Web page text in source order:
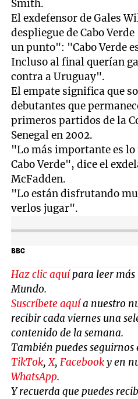
Smith.
El exdefensor de Gales
despliegue de Cabo
un punto": "Cabo Verde
Incluso al final querían
contra a Uruguay".
El empate significa que
debutantes que
primeros partidos de la
Senegal en 2002.
"Lo más importante es
Cabo Verde", dice el
McFadden.
"Lo están disfrutando
verlos jugar".
BBC
Haz clic aquípara leer más
Mundo.
Suscríbete aquía nuestro
recibir cada viernes una
contenido de la semana.
También puedes
TikTok,X,Facebooky en
WhatsApp.
Y recuerda que puedes